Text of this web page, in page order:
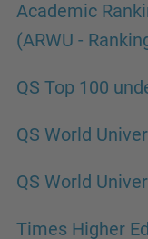
Academic
(ARWU -
QS Top 100
QS World
QS World
Times Higher